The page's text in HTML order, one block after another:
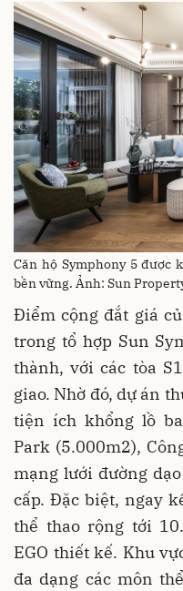
Căn hộ Symphony 5 được
bền vững. Ảnh: Sun
Điểm cộng đắt giá
trong tổ hợp Sun
thành, với các tòa
giao. Nhờ đó, dự án
tiện ích khổng lồ
Park (5.000m2),
mạng lưới đường
cấp. Đặc biệt, ngay
thể thao rộng tới
EGO thiết kế. Khu
đa dạng các môn